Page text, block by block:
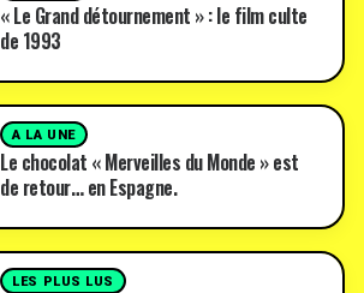
« Le Grand détournement » : le film culte
de 1993
A LA UNE
Le chocolat « Merveilles du Monde » est
de retour… en Espagne.
LES PLUS LUS